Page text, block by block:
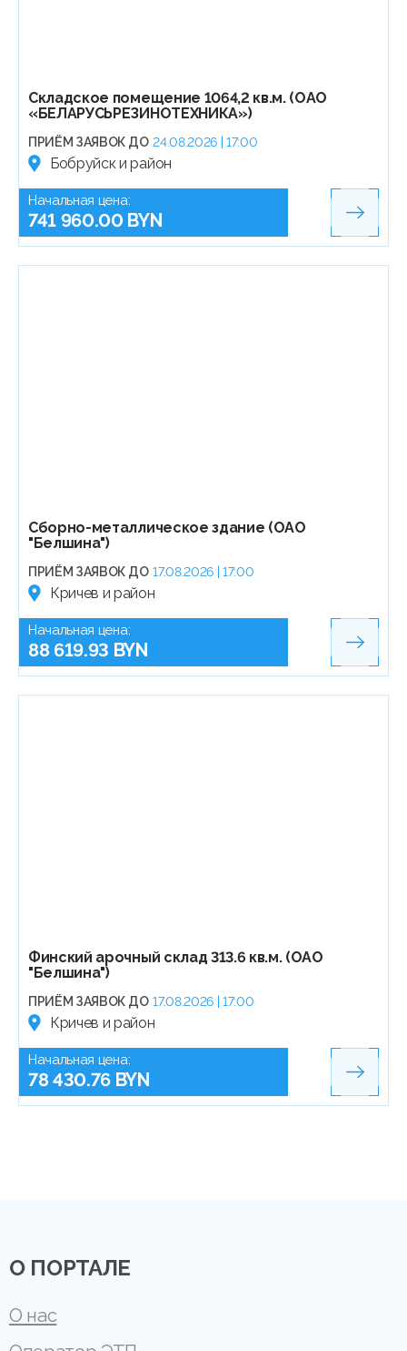
Складское помещение 1064,2 кв.м. (ОАО
«БЕЛАРУСЬРЕЗИНОТЕХНИКА»)
ПРИЁМ ЗАЯВОК ДО 24.08.2026 | 17:00
Бобруйск и район
Начальная цена:
741 960.00 BYN
Сборно-металлическое здание (ОАО
"Белшина")
ПРИЁМ ЗАЯВОК ДО 17.08.2026 | 17:00
Кричев и район
Начальная цена:
88 619.93 BYN
Финский арочный склад 313.6 кв.м. (ОАО
"Белшина")
ПРИЁМ ЗАЯВОК ДО 17.08.2026 | 17:00
Кричев и район
Начальная цена:
78 430.76 BYN
О ПОРТАЛЕ
О нас